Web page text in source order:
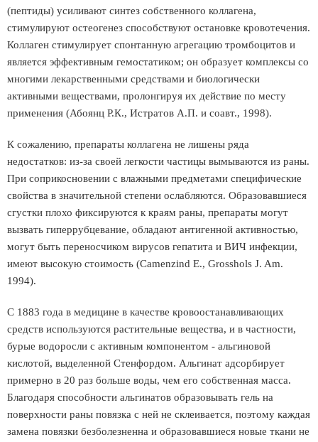
(пептиды) усиливают синтез собственного коллагена,
стимулируют остеогенез способствуют остановке кровотечения.
Коллаген стимулирует спонтанную агрегацию тромбоцитов и
является эффективным гемостатиком; он образует комплексы со
многими лекарственными средствами и биологически
активными веществами, пролонгируя их действие по месту
применения (Абоянц Р.К., Истратов А.П. и соавт., 1998).
К сожалению, препараты коллагена не лишены ряда
недостатков: из-за своей легкости частицы вымываются из раны.
При соприкосновении с влажными предметами специфические
свойства в значительной степени ослабляются. Образовавшиеся
сгустки плохо фиксируются к краям раны, препараты могут
вызвать гиперрубцевание, обладают антигенной активностью,
могут быть переносчиком вирусов гепатита и ВИЧ инфекции,
имеют высокую стоимость (Camenzind E., Grosshols J. Am.
1994).
С 1883 года в медицине в качестве кровоостанавливающих
средств используются растительные вещества, и в частности,
бурые водоросли с активным компонентом - альгиновой
кислотой, выделенной Стенфордом. Альгинат адсорбирует
примерно в 20 раз больше воды, чем его собственная масса.
Благодаря способности альгинатов образовывать гель на
поверхности раны повязка с ней не склеивается, поэтому каждая
замена повязки безболезненна и образовавшиеся новые ткани не